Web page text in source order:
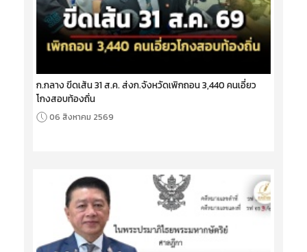
ก.กลาง ขีดเส้น 31 ส.ค. ส่งก.จังหวัดเพิกถอน 3,440 คนเอี่ยว
โกงสอบท้องถิ่น
06 สิงหาคม 2569